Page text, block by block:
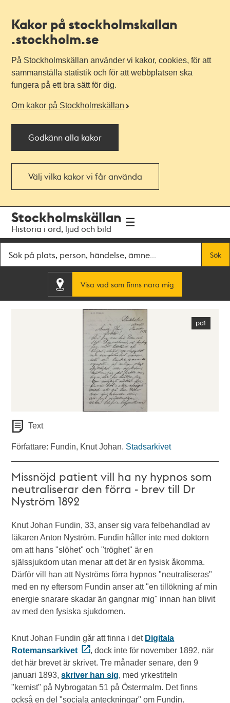
Kakor på stockholmskallan
.stockholm.se
På Stockholmskällan använder vi kakor, cookies, för att
sammanställa statistik och för att webbplatsen ska
fungera på ett bra sätt för dig.
Om kakor på Stockholmskällan
Godkänn alla kakor
Välj vilka kakor vi får använda
navigationen
huvudinnehållet
Stockholmskällan
Historia i ord, ljud och bild
Sök
Visa vad som finns nära mig
Text
Författare: Fundin, Knut Johan. Stadsarkivet
Missnöjd patient vill ha ny hypnos som
neutraliserar den förra - brev till Dr
Nyström 1892
Knut Johan Fundin, 33, anser sig vara felbehandlad av
läkaren Anton Nyström. Fundin håller inte med doktorn
om att hans "slöhet" och "tröghet" är en
själssjukdom utan menar att det är en fysisk åkomma.
Därför vill han att Nyströms förra hypnos "neutraliseras"
med en ny eftersom Fundin anser att "en tillökning af min
energie snarare skadar än gangnar mig" innan han blivit
av med den fysiska sjukdomen.
Knut Johan Fundin går att finna i det Digitala
Rotemansarkivet
, dock inte för november 1892, när
det här brevet är skrivet. Tre månader senare, den 9
januari 1893,skriver han sig, med yrkestiteln
"kemist" på Nybrogatan 51 på Östermalm. Det finns
också en del "sociala anteckningar" om Fundin.